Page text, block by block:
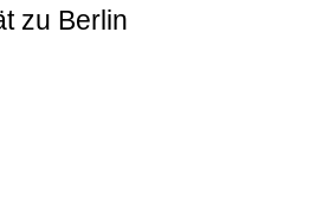
zu Berlin